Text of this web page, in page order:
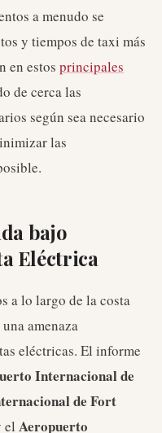
a menudo se
y tiempos de taxi más
en estos principales
de cerca las
según sea necesario
las
bajo
Eléctrica
a lo largo de la costa
amenaza
eléctricas. El informe
Internacional de
de Fort
el Aeropuerto